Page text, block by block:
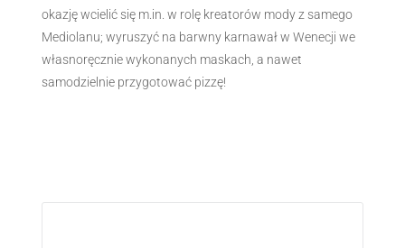
okazję wcielić się m.in. w rolę kreatorów mody z samego
Mediolanu; wyruszyć na barwny karnawał w Wenecji we
własnoręcznie wykonanych maskach, a nawet
samodzielnie przygotować pizzę!